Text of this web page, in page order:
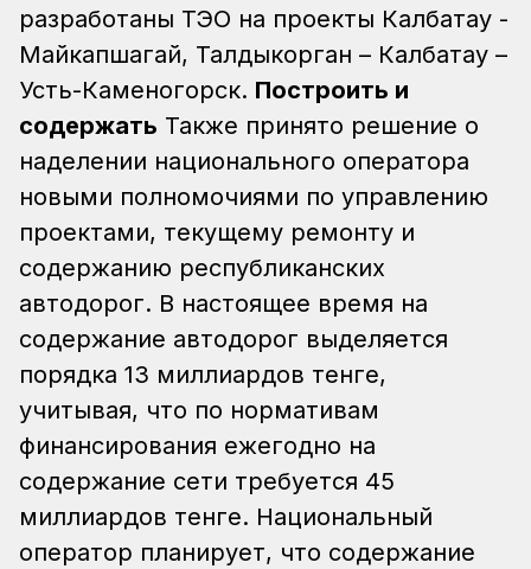
разработаны ТЭО на проекты Калбатау -
Майкапшагай, Талдыкорган – Калбатау –
Усть-Каменогорск. Построить и
содержать Также принято решение о
наделении национального оператора
новыми полномочиями по управлению
проектами, текущему ремонту и
содержанию республиканских
автодорог. В настоящее время на
содержание автодорог выделяется
порядка 13 миллиардов тенге,
учитывая, что по нормативам
финансирования ежегодно на
содержание сети требуется 45
миллиардов тенге. Национальный
оператор планирует, что содержание